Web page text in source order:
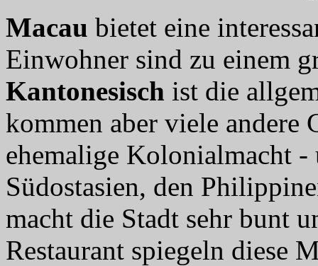
Macau bietet eine
Einwohner sind zu einem
Kantonesisch ist die
kommen aber viele andere
ehemalige Kolonialmacht -
Südostasien, den
macht die Stadt sehr bunt
Restaurant spiegeln diese